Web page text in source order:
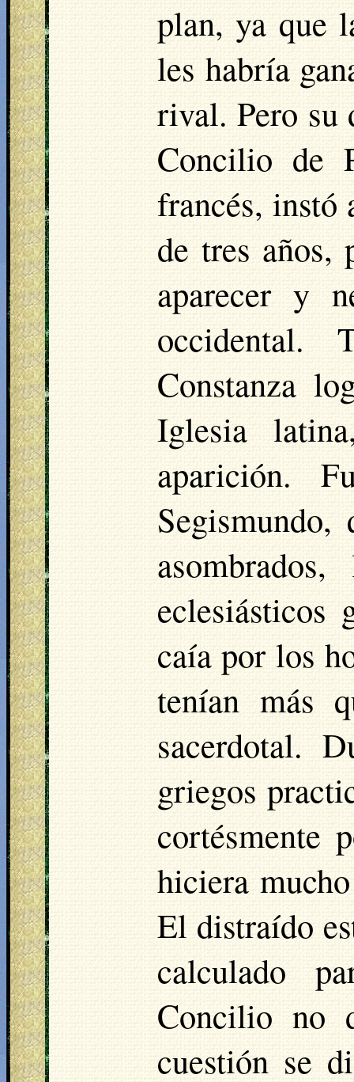
plan, ya que
les habría
rival. Pero su
Concilio de
francés, instó
de tres años,
aparecer y
Constanza
Iglesia
aparición.
eclesiásticos
caía por los
tenían más
sacerdotal.
griegos
cortésmente
hiciera
El distraído
calculado
Concilio no
cuestión se